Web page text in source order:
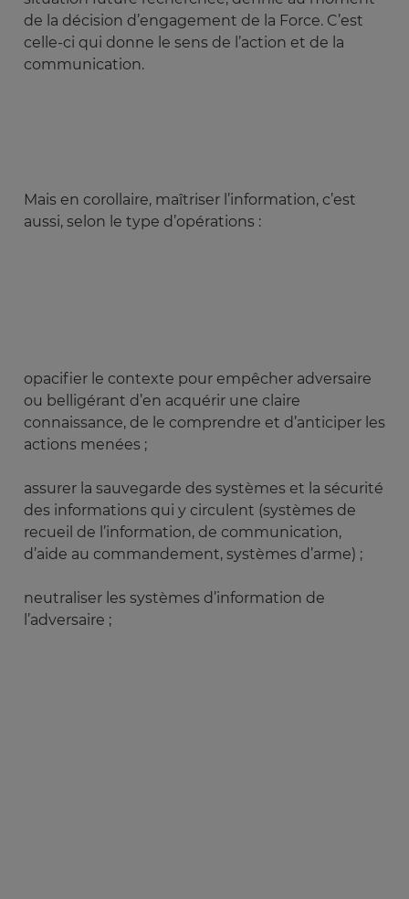
de la décision d’engagement de la Force. C’est
celle-ci qui donne le sens de l’action et de la
communication.
Mais en corollaire, maîtriser l’information, c’est
aussi, selon le type d’opérations :
opacifier le contexte pour empêcher adversaire
ou belligérant d’en acquérir une claire
connaissance, de le comprendre et d’anticiper les
actions menées ;
assurer la sauvegarde des systèmes et la sécurité
des informations qui y circulent (systèmes de
recueil de l’information, de communication,
d’aide au commandement, systèmes d’arme) ;
neutraliser les systèmes d’information de
l’adversaire ;